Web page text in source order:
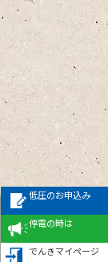
低圧のお申込み
停電の時は
でんきマイページ